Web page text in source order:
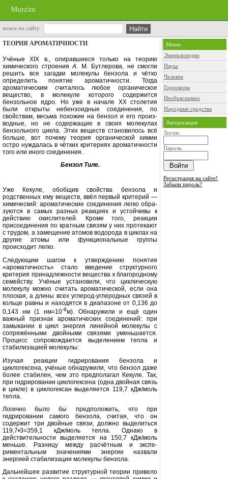
Murzim
поиск по сайту
ТЕОРИЯ АРОМАТИЧНОСТИ
УчёныеXIX в., опиравшиеся только на теорию
химического строенияА.
М. Бутлерова, не смогли
решить все загадки молекулы бензола и чётко
определить понятие ароматично­сти. Тогда
ароматическим считалось любое органическое
вещество, в мо­лекуле которого содержится
бензольное ядро. Но уже в начале XXстолетия
были открыты небензоидные соединения, по
свойствам, весь­ма похожие на бензол и его произ­
водные, но не содержащие в своих молекулах
бензольного цикла. Этих веществ становилось всё
больше, вот почему теория органической химии
остро нуждалась в чётких критери­ях ароматичности
того или иного соединения.
Бензол Тиле.
Уже Кекуле, обобщив свойства бен­зола и
родственных ему веществ, ввёл первый критерий —
химический: аро­матические соединения легко обра­
зуются в самых разных реакциях и устойчивы к
действию окислителей. Кроме того, реакции
присоединения по кратным связям у них протекают
с трудом, а замещение атомов водоро­да в циклах на
другие атомы или функциональные группы
происходит легко.
Следующим шагом к утверждению понятия
«ароматичность» стало введе­ние структурного
критерия принад­лежности вещества к благородному
се­мейству. Учёные установили, что циклическую
молекулу можно считать ароматической, если она
плоская, а длины всех углерод-углеродных связей в
кольце равны и находятся в диапазо­не от 0,136 до
0,143 нм (1 нм=10-9м). Обнаружили и ещё один
важный при­знак ароматических соединений: при
замыкании в цикл энергия линейной молекулы с
сопряжёнными двойными связями уменьшается.
Процесс сопро­вождается выделением тепла и
стаби­лизацией молекулы:
Изучая реакции гидрирования бен­зола и
циклогексена, учёные обнару­жили, что бензол даже
более стабилен, чем это предполагал Кекуле. Так,
при гидрировании циклогексена (одна двойная связь
в цикле) в циклогексан выделяется 119,7 кДж/моль
тепла.
Логично было бы предположить, что при
гидрировании самого бен­зола, считая, что он
содержит три двойные связи, должно выделиться
119,7•3=359,1 кДж/моль тепла. Однако в
действительности выделя­ется на 150,7 кДж/моль
меньше. Раз­ницу между расчётным и экспе­
риментальным значениями энергии назвали
энергией стабилизации мо­лекулы бензола.
Дальнейшее развитие структур­ной теории привело
Меню
Энциклопедии
Наука
Человек
Гороскопы
Необъяснимое
Народные средства
Авторизация
Логин:
Пароль:
Регистрация на сайте!
Забыли пароль?